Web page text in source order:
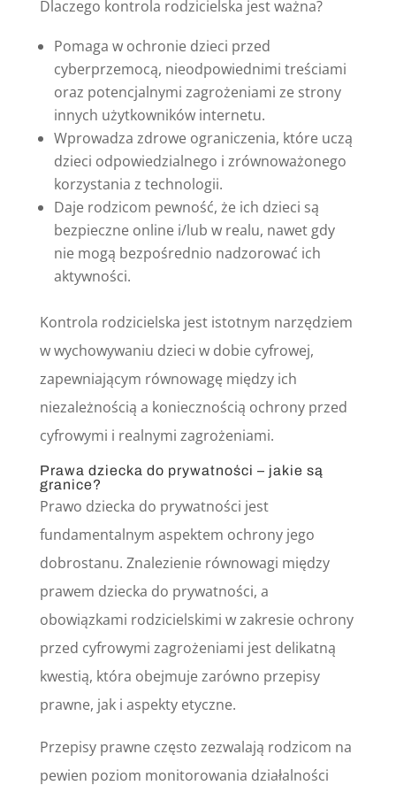
Dlaczego kontrola rodzicielska jest ważna?
Pomaga w ochronie dzieci przed
cyberprzemocą, nieodpowiednimi treściami
oraz potencjalnymi zagrożeniami ze strony
innych użytkowników internetu.
Wprowadza zdrowe ograniczenia, które uczą
dzieci odpowiedzialnego i zrównoważonego
korzystania z technologii.
Daje rodzicom pewność, że ich dzieci są
bezpieczne online i/lub w realu, nawet gdy
nie mogą bezpośrednio nadzorować ich
aktywności.
Kontrola rodzicielska jest istotnym narzędziem
w wychowywaniu dzieci w dobie cyfrowej,
zapewniającym równowagę między ich
niezależnością a koniecznością ochrony przed
cyfrowymi i realnymi zagrożeniami.
Prawa dziecka do prywatności – jakie są
granice?
Prawo dziecka do prywatności jest
fundamentalnym aspektem ochrony jego
dobrostanu. Znalezienie równowagi między
prawem dziecka do prywatności, a
obowiązkami rodzicielskimi w zakresie ochrony
przed cyfrowymi zagrożeniami jest delikatną
kwestią, która obejmuje zarówno przepisy
prawne, jak i aspekty etyczne.
Przepisy prawne często zezwalają rodzicom na
pewien poziom monitorowania działalności